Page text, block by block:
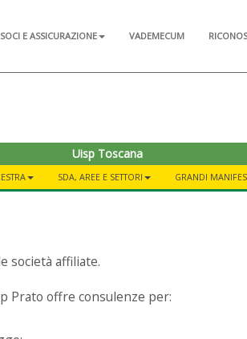
SOCI E ASSICURAZIONE VADEMECUM
Uisp Toscana
SDA, AREE E SETTORI GRANDI
società affiliate.
Prato offre consulenze per: